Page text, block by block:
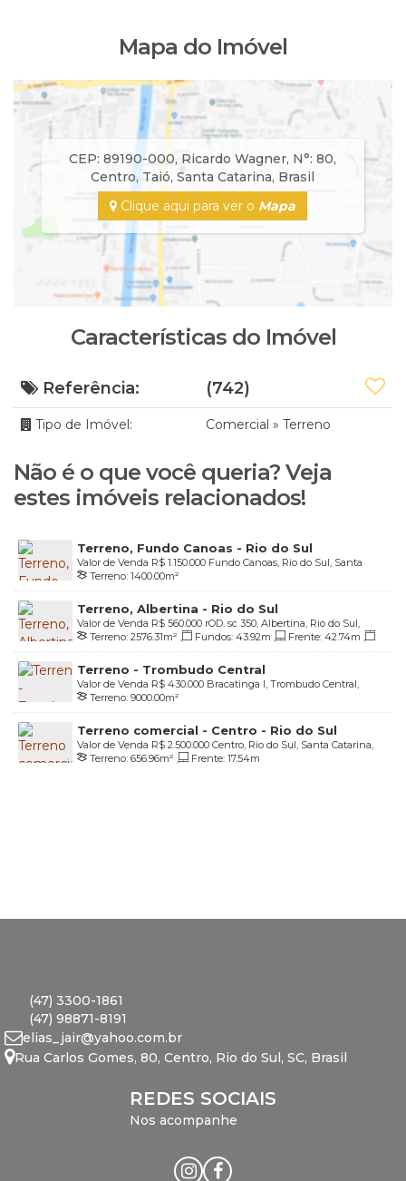
Mapa do Imóvel
CEP: 89190-000, Ricardo Wagner, N°: 80,
Centro, Taió,Santa Catarina, Brasil
Clique aqui para ver o Mapa
Características do Imóvel
Referência: (742)
Tipo de Imóvel: Comercial » Terreno
Não é o que você queria? Veja
estes imóveis relacionados!
Terreno, Fundo Canoas - Rio do Sul
R$ 1.150.000
Valor de Venda
Fundo Canoas, Rio do Sul, Santa
Catarina, Brasil
Terreno: 1400.00m²
Terreno, Albertina - Rio do Sul
R$ 560.000
Valor de Venda
rOD. sc 350, Albertina, Rio do Sul,
Santa Catarina, Brasil
Terreno: 2576.31m² , Fundos: 43.92m , Frente: 42.74m ,
Lado Direito: 110.24m , Lado Esquerdo: 87.06m
Terreno - Trombudo Central
R$ 430.000
Valor de Venda
Bracatinga I, Trombudo Central,
Santa Catarina, Brasil
Terreno: 9000.00m²
Terreno comercial - Centro - Rio do Sul
R$ 2.500.000
Valor de Venda
Centro, Rio do Sul, Santa Catarina,
BrasilTerreno: 656.96m² , Frente: 17.54m
(47) 3300-1861
(47) 98871-8191
elias_jair@yahoo.com.br
Rua Carlos Gomes, 80, Centro, Rio do Sul, SC, Brasil
REDES SOCIAIS
Nos acompanhe